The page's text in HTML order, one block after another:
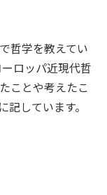
哲学を教えてい
ロッパ近現代哲
ことや考えたこ
しています。